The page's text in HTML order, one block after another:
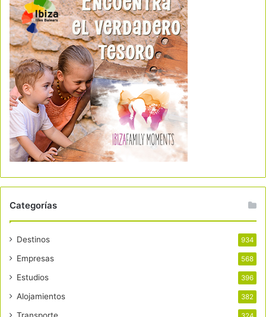
Categorías
Destinos 934
Empresas 568
Estudios 396
Alojamientos 382